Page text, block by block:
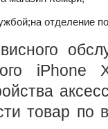
на отделение
iPhone
товар по